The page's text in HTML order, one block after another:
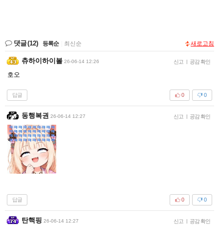
댓글(12) 등록순 최신순 새로고침
츄하이하이볼 26-06-14 12:26 신고 | 공감 확인
호오
답글 0
0
동행복권 26-06-14 12:27 신고 | 공감 확인
답글 0
0
탄핵핑 26-06-14 12:27 신고 | 공감 확인